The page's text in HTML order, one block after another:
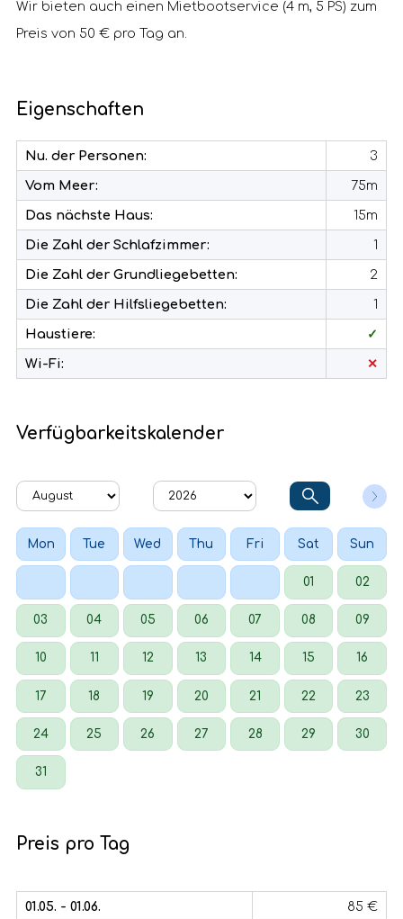
Wir bieten auch einen Mietbootservice (4 m, 5 PS) zum
Preis von 50 € pro Tag an.
Eigenschaften
Nu. der Personen: 3
Vom Meer: 75m
Das nächste Haus: 15m
Die Zahl der Schlafzimmer: 1
Die Zahl der Grundliegebetten: 2
Die Zahl der Hilfsliegebetten: 1
Haustiere: ✓
Wi-Fi: ✕
Verfügbarkeitskalender
Mon Tue Wed Thu Fri Sat Sun
01 02
03 04 05 06 07 08 09
10 11 12 13 14 15 16
17 18 19 20 21 22 23
24 25 26 27 28 29 30
31
Preis pro Tag
01.05. - 01.06. 85 €